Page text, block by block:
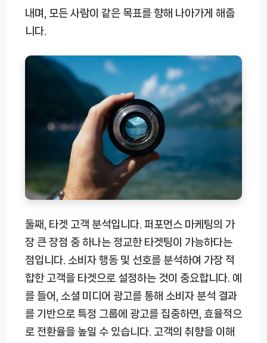
내며, 모든 사람이 같은 목표를 향해 나아가게 해줍
니다.
둘째, 타겟 고객 분석입니다. 퍼포먼스 마케팅의 가
장 큰 장점 중 하나는 정교한 타겟팅이 가능하다는
점입니다. 소비자 행동 및 선호를 분석하여 가장 적
합한 고객을 타겟으로 설정하는 것이 중요합니다. 예
를 들어, 소셜 미디어 광고를 통해 소비자 분석 결과
를 기반으로 특정 그룹에 광고를 집중하면, 효율적으
로 전환율을 높일 수 있습니다. 고객의 취향을 이해